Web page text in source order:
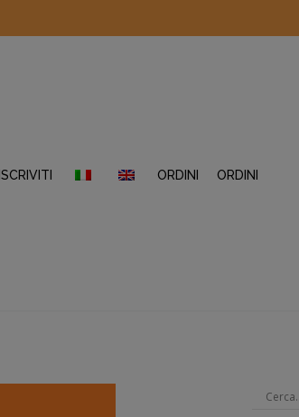
ISCRIVITI ORDINI ORDINI